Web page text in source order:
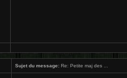
Sujet du message: Re: Petite maj des ...